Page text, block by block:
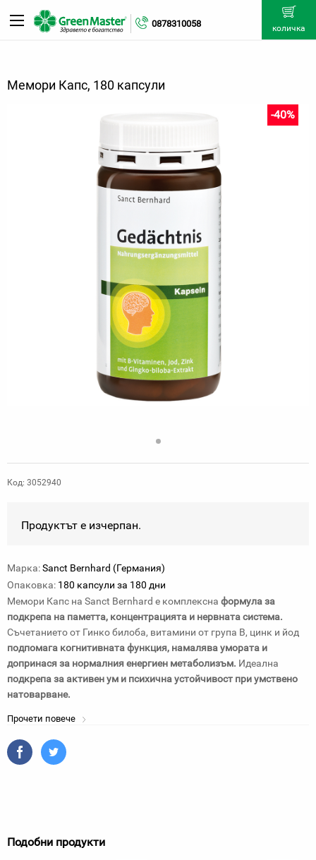
0878310058 количка
Мемори Капс, 180 капсули
-40%
Код: 3052940
Продуктът е изчерпан.
Марка:Sanct Bernhard (Германия)
Опаковка: 180 капсули за 180 дни
Мемори Капс на Sanct Bernhard е комплексна формула за
подкрепа на паметта, концентрацията и нервната система.
Съчетанието от Гинко билоба, витамини от група B, цинк и йод
подпомага когнитивната функция, намалява умората и
допринася за нормалния енергиен метаболизъм. Идеална
подкрепа за активен ум и психична устойчивост при умствено
натоварване.
Прочети повече
Подобни продукти